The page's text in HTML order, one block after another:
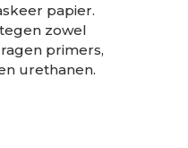
papier.
zowel
primers,
urethanen.